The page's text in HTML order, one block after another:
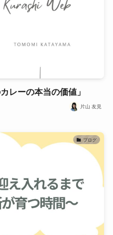
レーの本当の価値」
片山 友見
ブログ